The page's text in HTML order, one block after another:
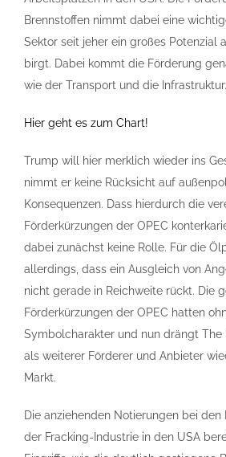
Brennstoffen nimmt dabei eine
Sektor seit jeher ein großes Potenzial
birgt. Dabei kommt die Förderung
wie der Transport und die Infrastruktur.
Hier geht es zum Chart!
Trump will hier merklich wieder ins
nimmt er keine Rücksicht auf
Konsequenzen. Dass hierdurch die
Förderkürzungen der OPEC
dabei zunächst keine Rolle. Für die
allerdings, dass ein Ausgleich von
nicht gerade in Reichweite rückt. Die
Förderkürzungen der OPEC hatten
Symbolcharakter und nun drängt The
als weiterer Förderer und Anbieter
Markt.
Die anziehenden Notierungen bei den
der Fracking-Industrie in den USA